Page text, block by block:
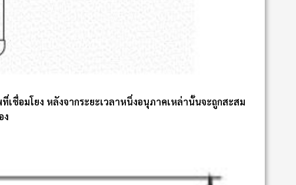
ชื่อมโยง หลังจากระยะเวลาหนึ่งอนุภาคเหล่านั้นจะถูกสะสม
ง